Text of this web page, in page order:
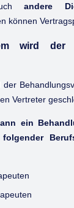
andere
können
wird der
Vertreter
ein